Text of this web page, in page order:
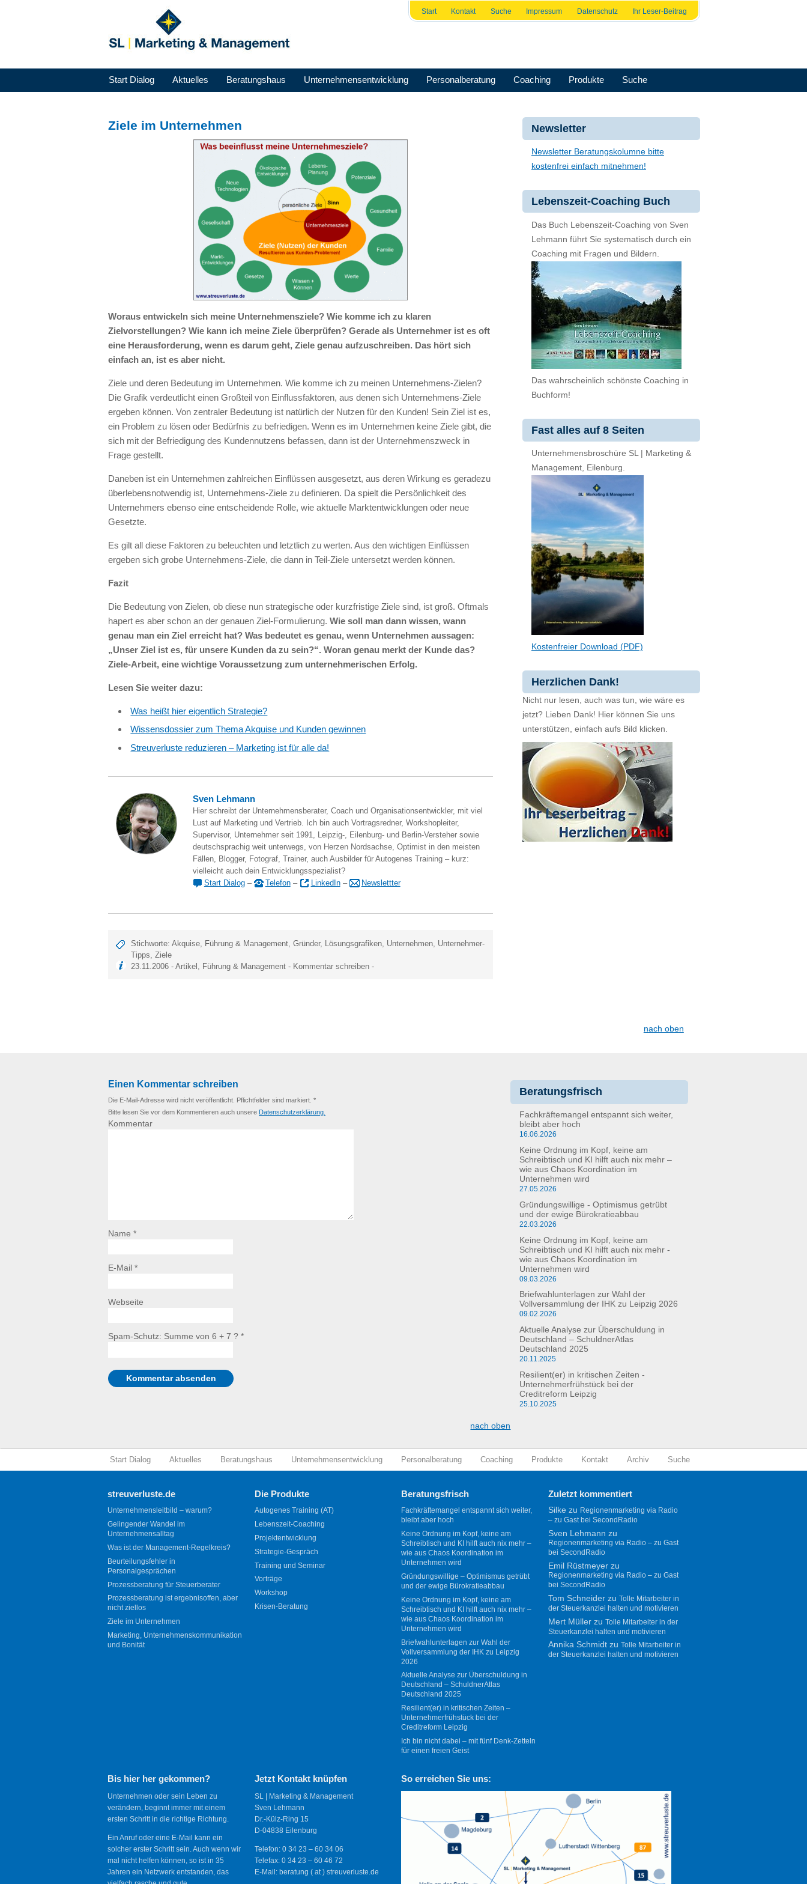
Start Kontakt Suche Impressum Datenschutz Ihr Leser-Beitrag
Start Dialog Aktuelles Beratungshaus Unternehmensentwicklung Personalberatung Coaching Produkte Suche
Ziele im Unternehmen
Woraus entwickeln sich meine Unternehmensziele? Wie komme ich zu klaren
Zielvorstellungen? Wie kann ich meine Ziele überprüfen? Gerade als Unternehmer ist es oft
eine Herausforderung, wenn es darum geht, Ziele genau aufzuschreiben. Das hört sich
einfach an, ist es aber nicht.
Ziele und deren Bedeutung im Unternehmen. Wie komme ich zu meinen Unternehmens-Zielen?
Die Grafik verdeutlicht einen Großteil von Einflussfaktoren, aus denen sich Unternehmens-Ziele
ergeben können. Von zentraler Bedeutung ist natürlich der Nutzen für den Kunden! Sein Ziel ist es,
ein Problem zu lösen oder Bedürfnis zu befriedigen. Wenn es im Unternehmen keine Ziele gibt, die
sich mit der Befriedigung des Kundennutzens befassen, dann ist der Unternehmenszweck in
Frage gestellt.
Daneben ist ein Unternehmen zahlreichen Einflüssen ausgesetzt, aus deren Wirkung es geradezu
überlebensnotwendig ist, Unternehmens-Ziele zu definieren. Da spielt die Persönlichkeit des
Unternehmers ebenso eine entscheidende Rolle, wie aktuelle Marktentwicklungen oder neue
Gesetzte.
Es gilt all diese Faktoren zu beleuchten und letztlich zu werten. Aus den wichtigen Einflüssen
ergeben sich grobe Unternehmens-Ziele, die dann in Teil-Ziele untersetzt werden können.
Fazit
Die Bedeutung von Zielen, ob diese nun strategische oder kurzfristige Ziele sind, ist groß. Oftmals
hapert es aber schon an der genauen Ziel-Formulierung. Wie soll man dann wissen, wann
genau man ein Ziel erreicht hat? Was bedeutet es genau, wenn Unternehmen aussagen:
„Unser Ziel ist es, für unsere Kunden da zu sein?“. Woran genau merkt der Kunde das?
Ziele-Arbeit, eine wichtige Voraussetzung zum unternehmerischen Erfolg.
Lesen Sie weiter dazu:
Was heißt hier eigentlich Strategie?
Wissensdossier zum Thema Akquise und Kunden gewinnen
Streuverluste reduzieren – Marketing ist für alle da!
Sven Lehmann
Hier schreibt der Unternehmensberater, Coach und Organisationsentwickler, mit viel
Lust auf Marketing und Vertrieb. Ich bin auch Vortragsredner, Workshopleiter,
Supervisor, Unternehmer seit 1991, Leipzig-, Eilenburg- und Berlin-Versteher sowie
deutschsprachig weit unterwegs, von Herzen Nordsachse, Optimist in den meisten
Fällen, Blogger, Fotograf, Trainer, auch Ausbilder für Autogenes Training – kurz:
vielleicht auch dein Entwicklungsspezialist?
Start Dialog– Telefon– LinkedIn– Newslettter
Stichworte:Akquise Führung & Management ,Gründer, Lösungsgrafiken Unternehmen Unternehmer-
Tipps ,Ziele
23.11.2006 -Artikel Führung & Management - Kommentar schreiben -
Newsletter
Newsletter Beratungskolumne bitte
kostenfrei einfach mitnehmen!
Lebenszeit-Coaching Buch
Das Buch Lebenszeit-Coaching von Sven
Lehmann führt Sie systematisch durch ein
Coaching mit Fragen und Bildern.
Das wahrscheinlich schönste Coaching in
Buchform!
Fast alles auf 8 Seiten
Unternehmensbroschüre SL | Marketing &
Management, Eilenburg.
Kostenfreier Download (PDF)
Herzlichen Dank!
Nicht nur lesen, auch was tun, wie wäre es
jetzt? Lieben Dank! Hier können Sie uns
unterstützen, einfach aufs Bild klicken.
nach oben
Beratungsfrisch
Fachkräftemangel entspannt sich weiter,
bleibt aber hoch
16.06.2026
Keine Ordnung im Kopf, keine am
Schreibtisch und KI hilft auch nix mehr –
wie aus Chaos Koordination im
Unternehmen wird
27.05.2026
Gründungswillige - Optimismus getrübt
und der ewige Bürokratieabbau
22.03.2026
Keine Ordnung im Kopf, keine am
Schreibtisch und KI hilft auch nix mehr -
wie aus Chaos Koordination im
Unternehmen wird
09.03.2026
Briefwahlunterlagen zur Wahl der
Vollversammlung der IHK zu Leipzig 2026
09.02.2026
Aktuelle Analyse zur Überschuldung in
Deutschland – SchuldnerAtlas
Deutschland 2025
20.11.2025
Resilient(er) in kritischen Zeiten -
Unternehmerfrühstück bei der
Creditreform Leipzig
25.10.2025
Einen Kommentar schreiben
Die E-Mail-Adresse wird nicht veröffentlicht. Pflichtfelder sind markiert. *
Bitte lesen Sie vor dem Kommentieren auch unsere Datenschutzerklärung.
Kommentar
Name *
E-Mail *
Webseite
Spam-Schutz: Summe von 6 + 7 ? *
nach oben
Start Dialog Aktuelles Beratungshaus Unternehmensentwicklung Personalberatung Coaching Produkte Kontakt Archiv Suche
streuverluste.de
Unternehmensleitbild – warum?
Gelingender Wandel im
Unternehmensalltag
Was ist der Management-Regelkreis?
Beurteilungsfehler in
Personalgesprächen
Prozessberatung für Steuerberater
Prozessberatung ist ergebnisoffen, aber
nicht ziellos
Ziele im Unternehmen
Marketing, Unternehmenskommunikation
und Bonität
Die Produkte
Autogenes Training (AT)
Lebenszeit-Coaching
Projektentwicklung
Strategie-Gespräch
Training und Seminar
Vorträge
Workshop
Krisen-Beratung
Beratungsfrisch
Fachkräftemangel entspannt sich weiter,
bleibt aber hoch
Keine Ordnung im Kopf, keine am
Schreibtisch und KI hilft auch nix mehr –
wie aus Chaos Koordination im
Unternehmen wird
Gründungswillige – Optimismus getrübt
und der ewige Bürokratieabbau
Keine Ordnung im Kopf, keine am
Schreibtisch und KI hilft auch nix mehr –
wie aus Chaos Koordination im
Unternehmen wird
Briefwahlunterlagen zur Wahl der
Vollversammlung der IHK zu Leipzig
2026
Aktuelle Analyse zur Überschuldung in
Deutschland – SchuldnerAtlas
Deutschland 2025
Resilient(er) in kritischen Zeiten –
Unternehmerfrühstück bei der
Creditreform Leipzig
Ich bin nicht dabei – mit fünf Denk-Zetteln
für einen freien Geist
Zuletzt kommentiert
Silkezu Regionenmarketing via Radio
– zu Gast bei SecondRadio
Sven Lehmann zu
Regionenmarketing via Radio – zu Gast
bei SecondRadio
Emil Rüstmeyerzu
Regionenmarketing via Radio – zu Gast
bei SecondRadio
Tom Schneiderzu Tolle Mitarbeiter in
der Steuerkanzlei halten und motivieren
Mert Müllerzu Tolle Mitarbeiter in der
Steuerkanzlei halten und motivieren
Annika Schmidtzu Tolle Mitarbeiter in
der Steuerkanzlei halten und motivieren
Bis hier her gekommen?
Unternehmen oder sein Leben zu
verändern, beginnt immer mit einem
ersten Schritt in die richtige Richtung.
Ein Anruf oder eine E-Mail kann ein
solcher erster Schritt sein. Auch wenn wir
mal nicht helfen können, so ist in 35
Jahren ein Netzwerk entstanden, das
Jetzt Kontakt knüpfen
SL | Marketing & Management
Sven Lehmann
Dr.-Külz-Ring 15
D-04838 Eilenburg
Telefon: 0 34 23 – 60 34 06
Telefax: 0 34 23 – 60 46 72
E-Mail: beratung ( at ) streuverluste.de
So erreichen Sie uns: